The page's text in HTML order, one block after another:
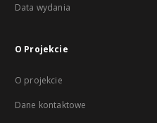
Data wydania
O Projekcie
O projekcie
Dane kontaktowe